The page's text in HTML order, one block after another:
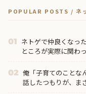
POPULAR POSTS / ネ
01 ネトゲで仲良くなっ
ところが実際に関わ
02 俺「子育てのこと
話したつもりが、ま